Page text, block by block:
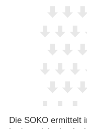
Die SOKO ermittelt